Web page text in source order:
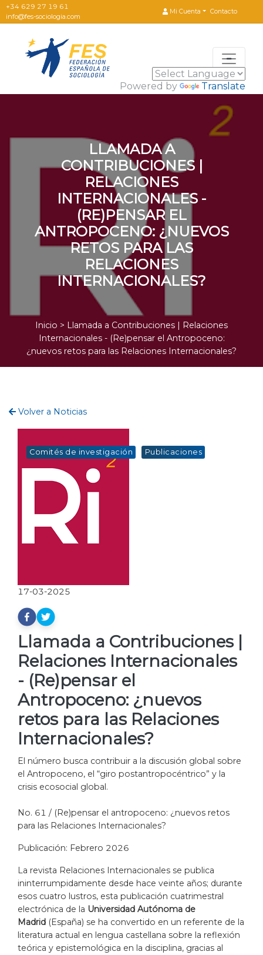
+34 629 27 19 61
info@fes-sociologia.com
Mi Cuenta Contacto
Powered by Translate
LLAMADA A
CONTRIBUCIONES |
RELACIONES
INTERNACIONALES -
(RE)PENSAR EL
ANTROPOCENO: ¿NUEVOS
RETOS PARA LAS
RELACIONES
INTERNACIONALES?
Inicio > Llamada a Contribuciones | Relaciones
Internacionales - (Re)pensar el Antropoceno:
¿nuevos retos para las Relaciones Internacionales?
Volver a Noticias
Comités de investigación Publicaciones
17-03-2025
Llamada a Contribuciones |
Relaciones Internacionales
- (Re)pensar el
Antropoceno: ¿nuevos
retos para las Relaciones
Internacionales?
El número busca contribuir a la discusión global sobre
el Antropoceno, el “giro postantropocéntrico” y la
crisis ecosocial global.
No. 61 / (Re)pensar el antropoceno: ¿nuevos retos
para las Relaciones Internacionales?
Publicación: Febrero 2026
La revista Relaciones Internacionales se publica
ininterrumpidamente desde hace veinte años; durante
esos cuatro lustros, esta publicación cuatrimestral
electrónica de la Universidad Autónoma de
Madrid (España) se ha convertido en un referente de la
literatura actual en lengua castellana sobre la reflexión
teórica y epistemológica en la disciplina, gracias al